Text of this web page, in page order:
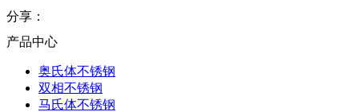
分享：
产品中心
奥氏体不锈钢
双相不锈钢
马氏体不锈钢